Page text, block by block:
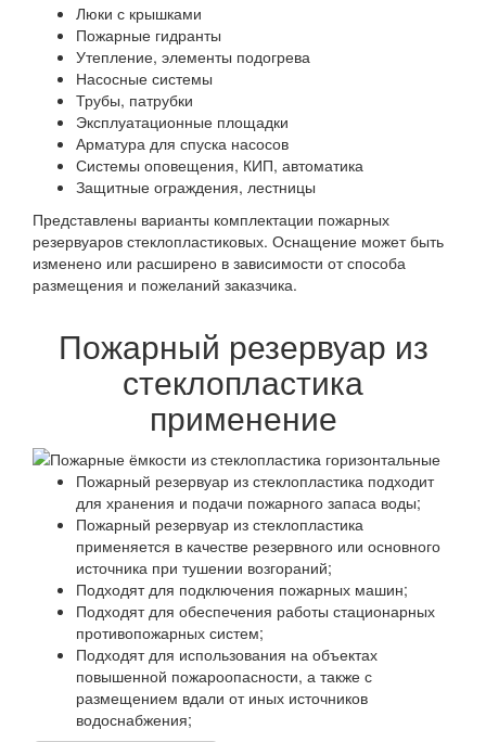
Люки с крышками
Пожарные гидранты
Утепление, элементы подогрева
Насосные системы
Трубы, патрубки
Эксплуатационные площадки
Арматура для спуска насосов
Системы оповещения, КИП, автоматика
Защитные ограждения, лестницы
Представлены варианты комплектации пожарных
резервуаров стеклопластиковых. Оснащение может быть
изменено или расширено в зависимости от способа
размещения и пожеланий заказчика.
Пожарный резервуар из
стеклопластика
применение
Пожарный резервуар из стеклопластика подходит
для хранения и подачи пожарного запаса воды;
Пожарный резервуар из стеклопластика
применяется в качестве резервного или основного
источника при тушении возгораний;
Подходят для подключения пожарных машин;
Подходят для обеспечения работы стационарных
противопожарных систем;
Подходят для использования на объектах
повышенной пожароопасности, а также с
размещением вдали от иных источников
водоснабжения;